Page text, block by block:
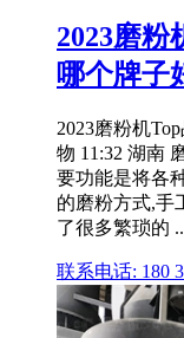
2023磨粉
哪个牌子
2023磨粉机
物 11:32 湖南
要功能是将各
的磨粉方式,手
了很多繁琐的
联系电话: 180